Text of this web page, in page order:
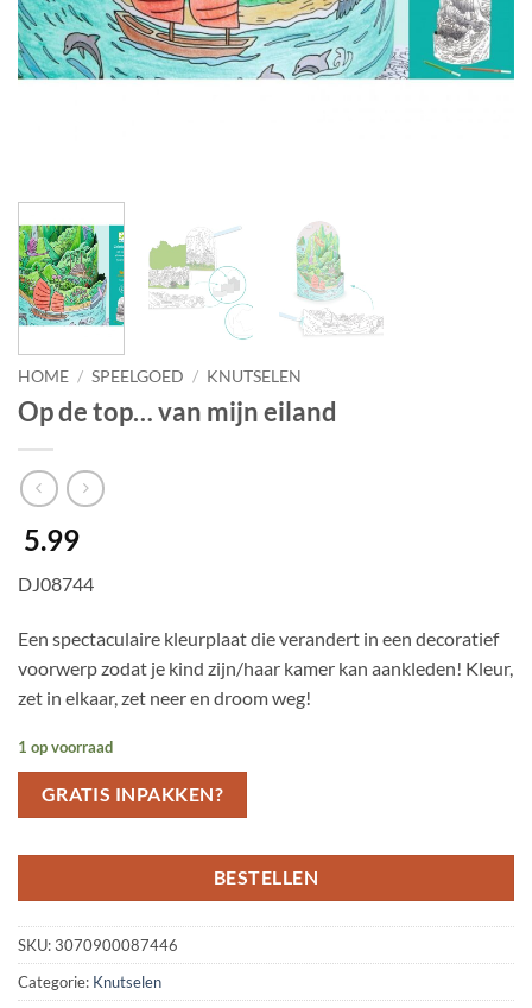
HOME / SPEELGOED / KNUTSELEN
Op de top… van mijn eiland
5.99
DJ08744
Een spectaculaire kleurplaat die verandert in een decoratief
voorwerp zodat je kind zijn/haar kamer kan aankleden! Kleur,
zet in elkaar, zet neer en droom weg!
1 op voorraad
GRATIS INPAKKEN?
BESTELLEN
SKU:3070900087446
Categorie: Knutselen